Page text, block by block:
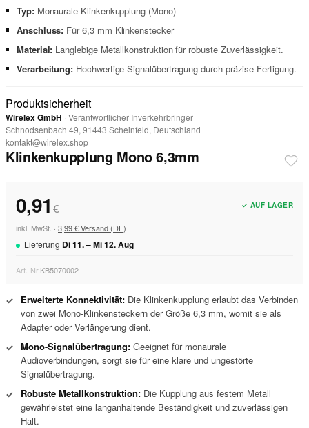
Typ:Monaurale Klinkenkupplung (Mono)
Anschluss: Für 6,3 mm Klinkenstecker
Material: Langlebige Metallkonstruktion für robuste Zuverlässigkeit.
Verarbeitung: Hochwertige Signalübertragung durch präzise Fertigung.
Produktsicherheit
Wirelex GmbH · Verantwortlicher Inverkehrbringer
Schnodsenbach 49, 91443 Scheinfeld, Deutschland
kontakt@wirelex.shop
Klinkenkupplung Mono 6,3mm
0,91 € ✓ AUF LAGER
inkl. MwSt. · 3,99 € Versand (DE)
Lieferung Di11. –Mi12.Aug
Art.-Nr.KB5070002
✓ Erweiterte Konnektivität: Die Klinkenkupplung erlaubt das Verbinden
von zwei Mono-Klinkensteckern der Größe 6,3 mm, womit sie als
Adapter oder Verlängerung dient.
✓ Mono-Signalübertragung: Geeignet für monaurale
Audioverbindungen, sorgt sie für eine klare und ungestörte
Signalübertragung.
✓
Robuste Metallkonstruktion: Die Kupplung aus festem Metall
gewährleistet eine langanhaltende Beständigkeit und zuverlässigen
Halt.